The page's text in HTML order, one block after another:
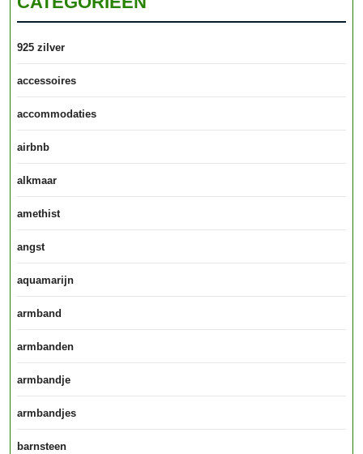
925 zilver
accessoires
accommodaties
airbnb
alkmaar
amethist
angst
aquamarijn
armband
armbanden
armbandje
armbandjes
barnsteen